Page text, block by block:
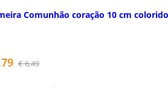
Comunhão coração 10 cm colorido
€ 6,49